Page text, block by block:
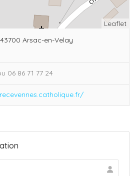
Leaflet
Arsac-en-Velay
06 86 71 77 24